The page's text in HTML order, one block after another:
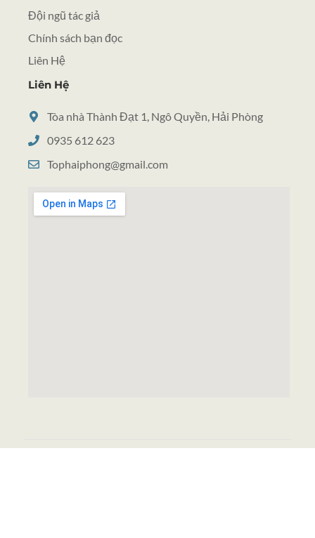
Đội ngũ tác giả
Chính sách bạn đọc
Liên Hệ
Liên Hệ
Tòa nhà Thành Đạt 1, Ngô Quyền, Hải Phòng
0935 612 623
Tophaiphong@gmail.com